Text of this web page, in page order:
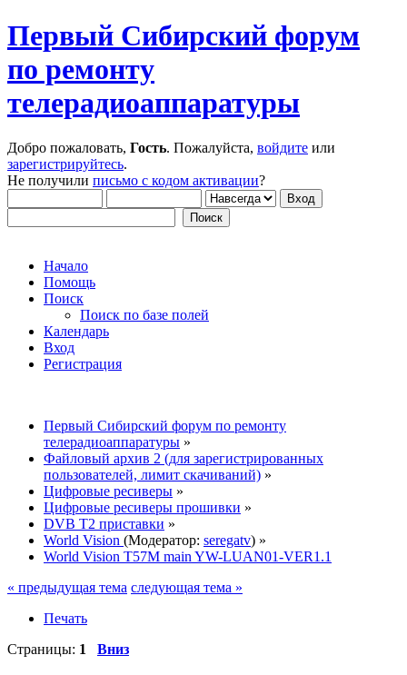
Первый Сибирский форум
по ремонту
телерадиоаппаратуры
Добро пожаловать, Гость. Пожалуйста, войдите или
зарегистрируйтесь.
Не получили письмо с кодом активации?
Начало
Помощь
Поиск
Поиск по базе полей
Календарь
Вход
Регистрация
Первый Сибирский форум по ремонту
телерадиоаппаратуры »
Файловый архив 2 (для зарегистрированных
пользователей, лимит скачиваний) »
Цифровые ресиверы »
Цифровые ресиверы прошивки »
DVB T2 приставки »
World Vision (Модератор: seregatv) »
World Vision T57M main YW-LUAN01-VER1.1
« предыдущая тема следующая тема »
Печать
Страницы: 1 Вниз